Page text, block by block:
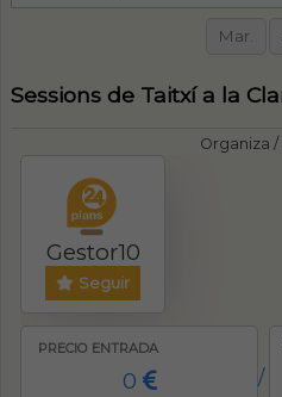
Mar.
Sessions de Taitxí a la
Organiza /
Gestor10
Seguir
PRECIO ENTRADA
0 /